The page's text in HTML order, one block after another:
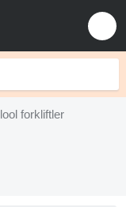
forkliftler